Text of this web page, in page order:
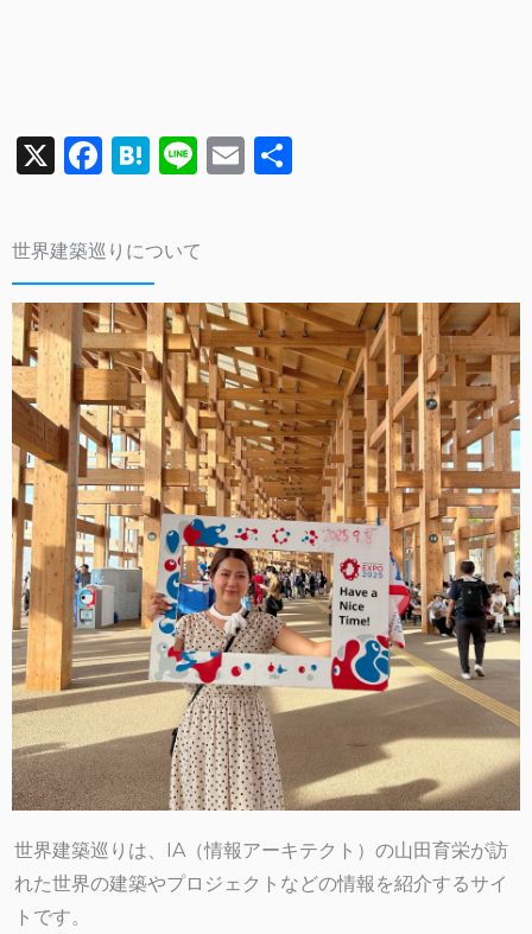
F
c
e
b
o
o
k
E
Li
H
n
a
X
世界建築巡りについて
世界建築巡りは、IA（情報アーキテクト）の山田育栄が訪
れた世界の建築やプロジェクトなどの情報を紹介するサイ
トです。